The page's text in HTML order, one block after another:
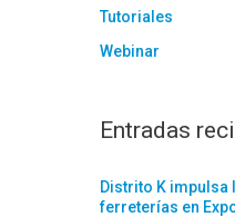
Tutoriales
Webinar
Entradas
Distrito K
ferreterías en